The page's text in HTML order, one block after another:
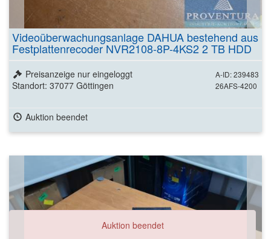
Videoüberwachungsanlage DAHUA bestehend aus
Festplattenrecoder NVR2108-8P-4KS2 2 TB HDD
A-ID: 239483
26AFS-4200
Preisanzeige nur eingeloggt
Standort: 37077 Göttingen
Auktion beendet
Auktion beendet